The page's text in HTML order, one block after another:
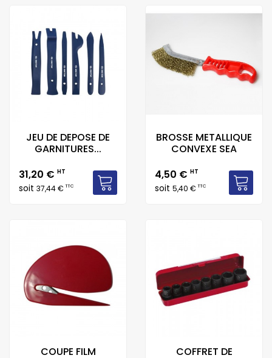
JEU DE DEPOSE DE
GARNITURES...
Prix
31,20 € HT
soit 37,44 €TTC
BROSSE METALLIQUE
CONVEXE SEA
Prix
4,50 € HT
soit 5,40 €TTC
COUPE FILM
COFFRET DE